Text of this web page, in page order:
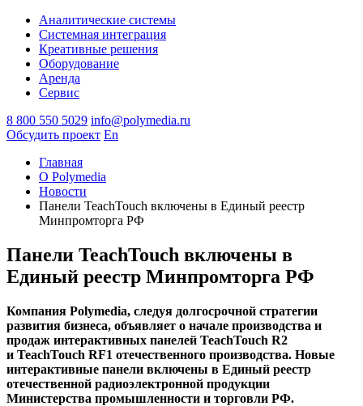
Аналитические системы
Системная интеграция
Креативные решения
Оборудование
Аренда
Сервис
8 800 550 5029 info@polymedia.ru
Обсудить проект En
Главная
О Polymedia
Новости
Панели TeachTouch включены в Единый реестр
Минпромторга РФ
Панели TeachTouch включены в
Единый реестр Минпромторга РФ
Компания Polymedia, следуя долгосрочной стратегии
развития бизнеса, объявляет о начале производства и
продаж интерактивных панелей TeachTouch R2
и TeachTouch RF1 отечественного производства. Новые
интерактивные панели включены в Единый реестр
отечественной радиоэлектронной продукции
Министерства промышленности и торговли РФ.